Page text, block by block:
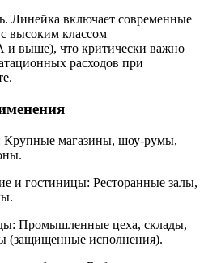
Линейка включает современные
высоким классом
и выше), что критически важно
расходов при
Крупные магазины, шоу-румы,
и гостиницы: Ресторанные залы,
Промышленные цеха, склады,
(защищенные исполнения).